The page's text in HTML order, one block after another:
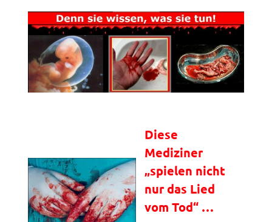
Diese
Mediziner
„spielen nicht
nur das Lied
vom Tod“ …